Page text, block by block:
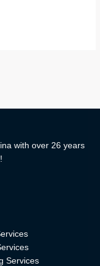
with over 26 years
Services